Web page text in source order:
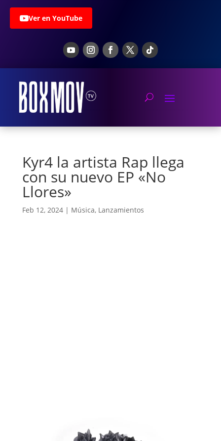
Ver en YouTube
Kyr4 la artista Rap llega
con su nuevo EP «No
Llores»
Feb 12, 2024| Música, Lanzamientos